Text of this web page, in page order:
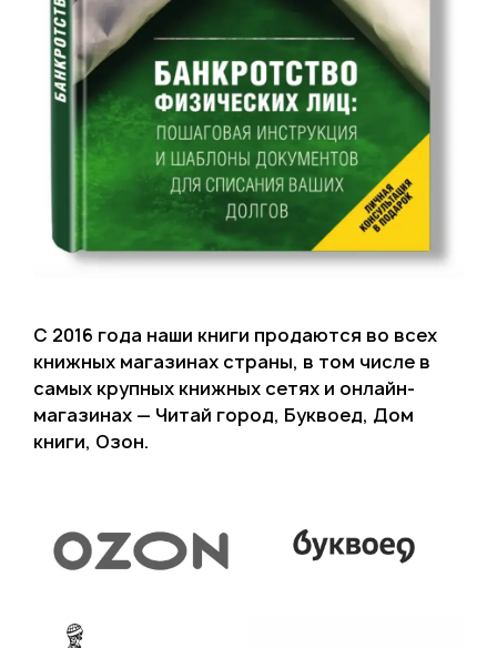
С 2016 года наши книги продаются во всех
книжных магазинах страны, в том числе в
самых крупных книжных сетях и онлайн-
магазинах — Читай город, Буквоед, Дом
книги, Озон.